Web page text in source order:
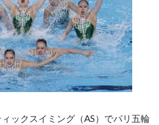
ィックスイミング（AS）でパリ五輪